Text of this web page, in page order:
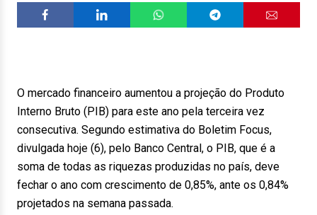
O mercado financeiro aumentou a projeção do Produto
Interno Bruto (PIB) para este ano pela terceira vez
consecutiva. Segundo estimativa do Boletim Focus,
divulgada hoje (6), pelo Banco Central, o PIB, que é a
soma de todas as riquezas produzidas no país, deve
fechar o ano com crescimento de 0,85%, ante os 0,84%
projetados na semana passada.